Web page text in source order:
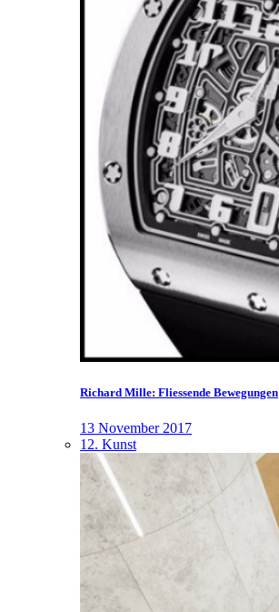
Richard Mille: Fliessende Bewegungen
13 November 2017
12. Kunst